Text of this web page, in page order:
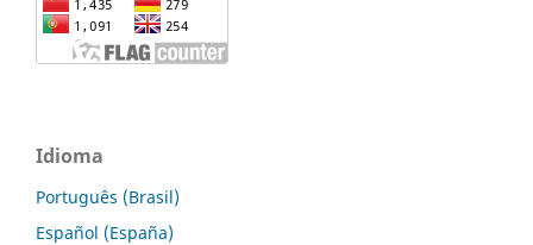
Idioma
Português (Brasil)
Español (España)